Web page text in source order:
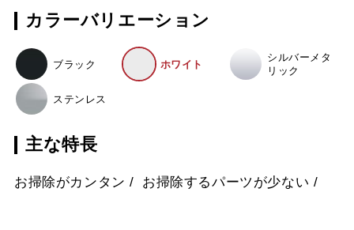
カラーバリエーション
ブラック ホワイト
シルバーメタ
リック
ステンレス
主な特長
お掃除がカンタン お掃除するパーツが少ない